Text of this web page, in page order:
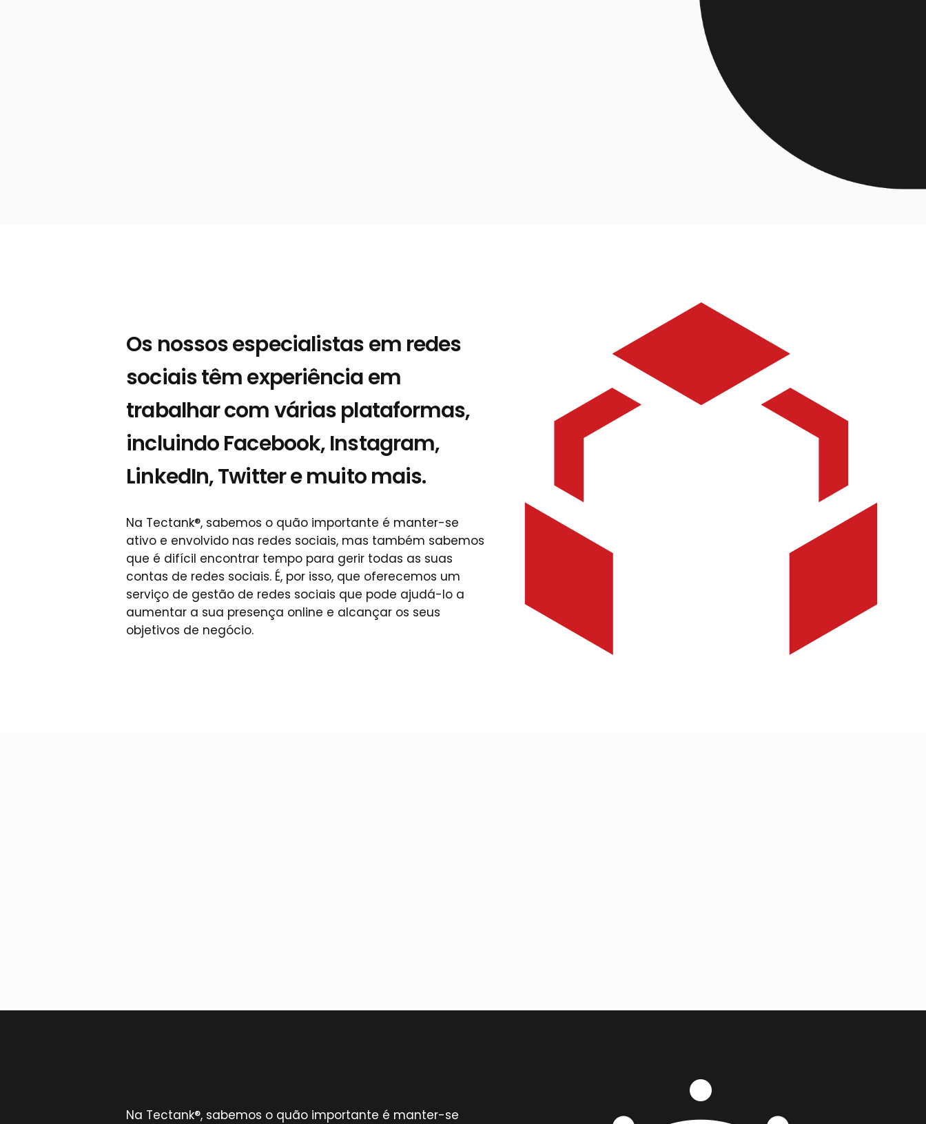
Os nossos especialistas em redes
sociais têm experiência em
trabalhar com várias plataformas,
incluindo Facebook, Instagram,
LinkedIn, Twitter e muito mais.
Na Tectank®, sabemos o quão importante é manter-se
ativo e envolvido nas redes sociais, mas também sabemos
que é difícil encontrar tempo para gerir todas as suas
contas de redes sociais. É, por isso, que oferecemos um
serviço de gestão de redes sociais que pode ajudá-lo a
aumentar a sua presença online e alcançar os seus
objetivos de negócio.
Na Tectank®, sabemos o quão importante é manter-se